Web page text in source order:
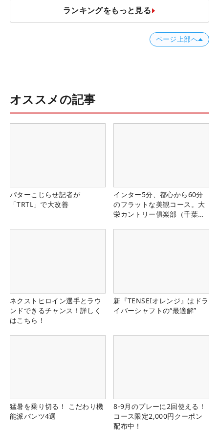
ランキングをもっと見る
ページ上部へ
オススメの記事
パターこじらせ記者が
「TRTL」で大改善
インター5分、都心から60分
のフラットな美観コース。大
栄カントリー俱楽部（千葉
ネクストヒロイン選手とラウ
ンドできるチャンス！詳しく
はこちら！
新『TENSEIオレンジ』はドラ
イバーシャフトの“最適解”
猛暑を乗り切る！ こだわり機
能派パンツ4選
8-9月のプレーに2回使える！
コース限定2,000円クーポン
配布中！